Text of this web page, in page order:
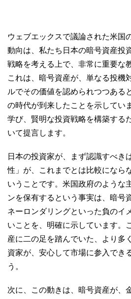
ウェブエックスで議論された米国
動向は、私たち日本の暗号資産投
戦略を考える上で、非常に重要な
これは、暗号資産が、単なる投機
ルでその価値を認められつつある
の時代が到来したことを示してい
学び、賢明な投資戦略を構築する
いて提言します。
日本の投資家が、まず認識すべき
性」が、これまでとは比較になら
いうことです。米国政府のような
ンを保有するという事実は、暗号
ネーロンダリングといった負のイ
いことを、明確に示しています。
産に二の足を踏んでいた、より多
資家が、安心して市場に参入でき
う。
次に、この動きは、暗号資産が、